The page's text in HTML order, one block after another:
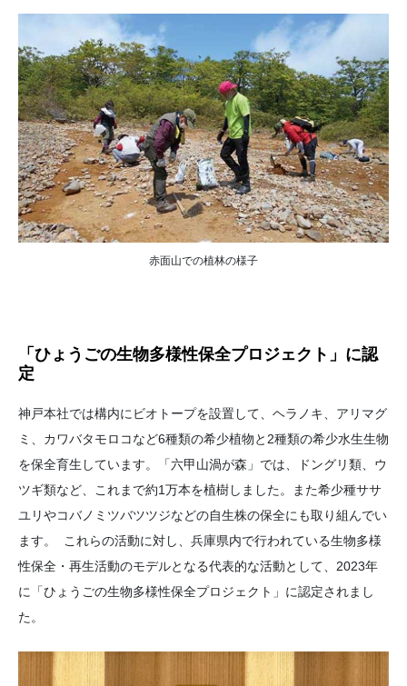
赤面山での植林の様子
「ひょうごの生物多様性保全プロジェクト」に認
定
神戸本社では構内にビオトープを設置して、ヘラノキ、アリマグ
ミ、カワバタモロコなど6種類の希少植物と2種類の希少水生生物
を保全育生しています。「六甲山渦が森」では、ドングリ類、ウ
ツギ類など、これまで約1万本を植樹しました。また希少種ササ
ユリやコバノミツバツツジなどの自生株の保全にも取り組んでい
ます。 これらの活動に対し、兵庫県内で行われている生物多様
性保全・再生活動のモデルとなる代表的な活動として、2023年
に「ひょうごの生物多様性保全プロジェクト」に認定されまし
た。